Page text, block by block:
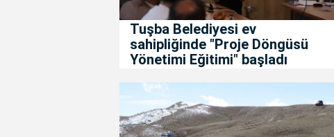
Tuşba Belediyesi ev
sahipliğinde "Proje Döngüsü
Yönetimi Eğitimi" başladı